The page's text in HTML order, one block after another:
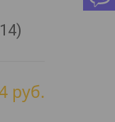
руб.